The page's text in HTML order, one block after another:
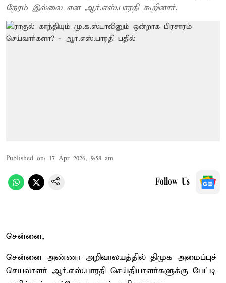
நேரம் இல்லை என ஆர்.எஸ்.பாரதி கூறினார்.
Published on: 17 Apr 2026, 9:58 am
Follow Us
சென்னை,
சென்னை அண்ணா அறிவாலயத்தில் திமுக அமைப்புச்
செயலாளர் ஆர்.எஸ்.பாரதி செய்தியாளர்களுக்கு பேட்டி